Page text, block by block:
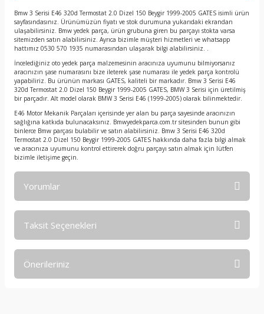
Bmw 3 Serisi E46 320d Termostat 2.0 Dizel 150 Beygir 1999-2005 GATES isimli ürün
sayfasındasınız. Ürünümüzün fiyatı ve stok durumuna yukarıdaki ekrandan
ulaşabilirsiniz. Bmw yedek parça, ürün grubuna giren bu parçayı stokta varsa
sitemizden satın alabilirsiniz. Ayrıca bizimle müşteri hizmetleri ve whatsapp
hattımız 0530 570 1935 numarasından ulaşarak bilgi alabilirsiniz. .
İncelediğiniz oto yedek parça malzemesinin aracınıza uyumunu bilmiyorsanız
aracınızın şase numarasını bize ileterek şase numarası ile yedek parça kontrolü
yapabiliriz. Bu ürünün markası GATES, kaliteli bir markadır. Bmw 3 Serisi E46
320d Termostat 2.0 Dizel 150 Beygir 1999-2005 GATES, BMW 3 Serisi için üretilmiş
bir parçadır. Alt model olarak BMW 3 Serisi E46 (1999-2005) olarak bilinmektedir.
E46 Motor Mekanik Parçaları içerisinde yer alan bu parça sayesinde aracınızın
sağlığına katkıda bulunacaksınız. Bmwyedekparca.com.tr sitesinden bunun gibi
binlerce Bmw parçası bulabilir ve satın alabilirsiniz. Bmw 3 Serisi E46 320d
Termostat 2.0 Dizel 150 Beygir 1999-2005 GATES hakkında daha fazla bilgi almak
ve aracınıza uyumunu kontrol ettirerek doğru parçayı satın almak için lütfen
bizimle iletişime geçin.
Yorumlar
Taksit Seçenekleri
Önerileriniz